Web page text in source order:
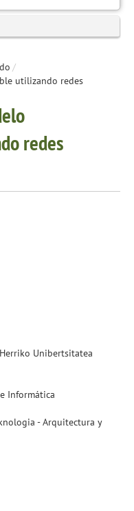
/
utilizando redes
redes
Unibertsitatea
Informática
- Arquitectura y